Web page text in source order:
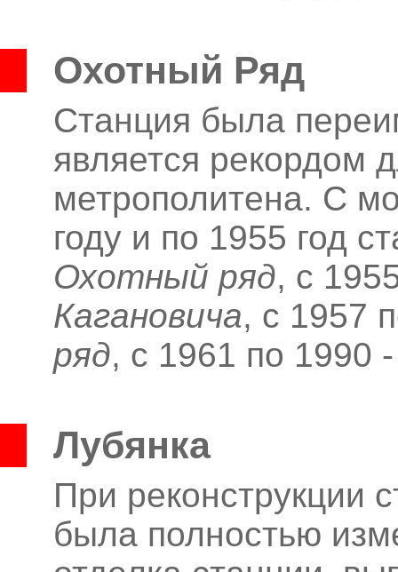
Охотный Ряд
Станция была
является рекордом
метрополитена. С
году и по 1955 год
Охотный ряд, с
Кагановича, с 1957
ряд, с 1961 по 1990
Лубянка
При реконструкции
была полностью